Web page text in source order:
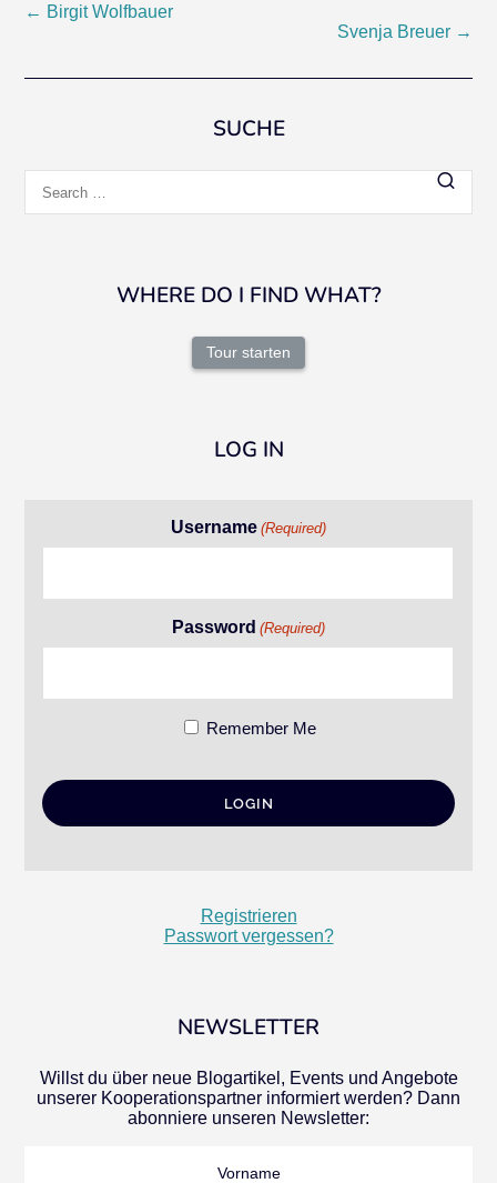
Post
← Birgit Wolfbauer
Svenja Breuer →
SUCHE
for:
WHERE DO I FIND WHAT?
Tour starten
LOG IN
Username (Required)
Password (Required)
Remember Me
Registrieren
Passwort vergessen?
NEWSLETTER
Willst du über neue Blogartikel, Events und Angebote
unserer Kooperationspartner informiert werden? Dann
abonniere unseren Newsletter:
Vorname